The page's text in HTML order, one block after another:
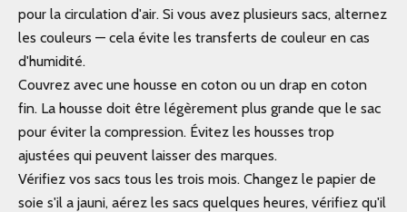
pour la circulation d'air. Si vous avez plusieurs sacs, alternez
les couleurs — cela évite les transferts de couleur en cas
d'humidité.
Couvrez avec une housse en coton ou un drap en coton
fin. La housse doit être légèrement plus grande que le sac
pour éviter la compression. Évitez les housses trop
ajustées qui peuvent laisser des marques.
Vérifiez vos sacs tous les trois mois. Changez le papier de
soie s'il a jauni, aérez les sacs quelques heures, vérifiez qu'il